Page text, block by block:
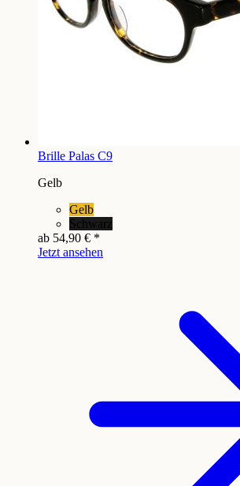
Brille Palas C9
Gelb
Gelb
Schwarz
ab 54,90 € *
Jetzt ansehen